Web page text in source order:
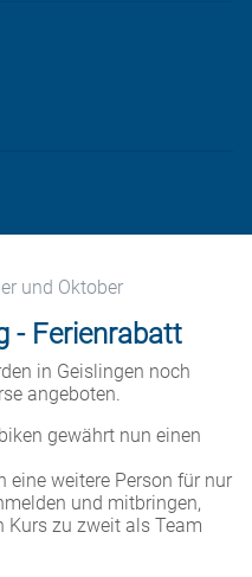
und Oktober
- Ferienrabatt
in Geislingen noch
angeboten.
gewährt nun einen
eine weitere Person für nur
und mitbringen,
Kurs zu zweit als Team